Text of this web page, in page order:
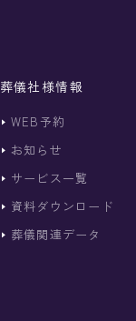
葬儀社様情報
WEB予約
お知らせ
サービス一覧
資料ダウンロード
葬儀関連データ